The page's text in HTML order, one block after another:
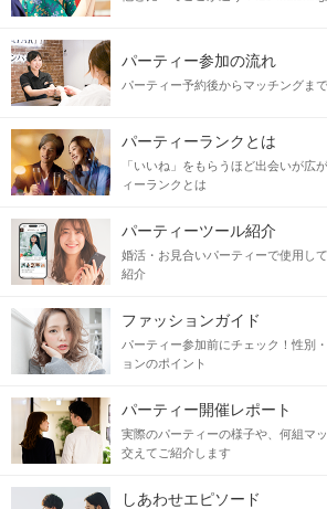
パーティー参加の流れ
パーティー予約後からマッチングま
パーティーランクとは
「いいね」をもらうほど出会いが広
ィーランクとは
パーティーツール紹介
婚活・お見合いパーティーで使用し
紹介
ファッションガイド
パーティー参加前にチェック！性別
ョンのポイント
パーティー開催レポート
実際のパーティーの様子や、何組マ
交えてご紹介します
しあわせエピソード